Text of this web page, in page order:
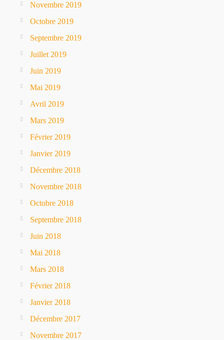
Novembre 2019
Octobre 2019
Septembre 2019
Juillet 2019
Juin 2019
Mai 2019
Avril 2019
Mars 2019
Février 2019
Janvier 2019
Décembre 2018
Novembre 2018
Octobre 2018
Septembre 2018
Juin 2018
Mai 2018
Mars 2018
Février 2018
Janvier 2018
Décembre 2017
Novembre 2017